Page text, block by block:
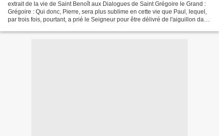
extrait de la vie de Saint Benoît aux Dialogues de Saint Grégoire le Grand :
Grégoire : Qui donc, Pierre, sera plus sublime en cette vie que Paul, lequel,
par trois fois, pourtant, a prié le Seigneur pour être délivré de l'aiguillon dans